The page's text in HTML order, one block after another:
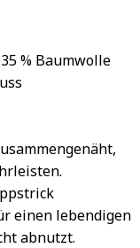
% Baumwolle
einen lebendigen
abnutzt.